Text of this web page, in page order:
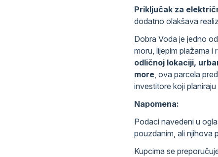
Priključak za
dodatno olakšava
Dobra Voda je jedno
moru, lijepim plažama
odličnoj lokaciji,
more, ova parcela
investitore koji
Napomena:
Podaci navedeni u
pouzdanim, ali njihova
Kupcima se